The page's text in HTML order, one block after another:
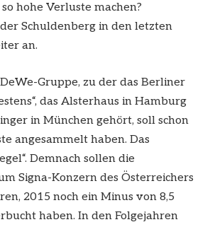
hohe Verluste machen?
Schuldenberg in den letzten
an.
Gruppe, zu der das Berliner
das Alsterhaus in Hamburg
in München gehört, soll schon
angesammelt haben. Das
Demnach sollen die
Signa-Konzern des Österreichers
2015 noch ein Minus von 8,5
haben. In den Folgejahren